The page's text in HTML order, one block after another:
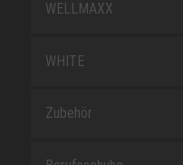
WELLMAXX
WHITE
Zubehör